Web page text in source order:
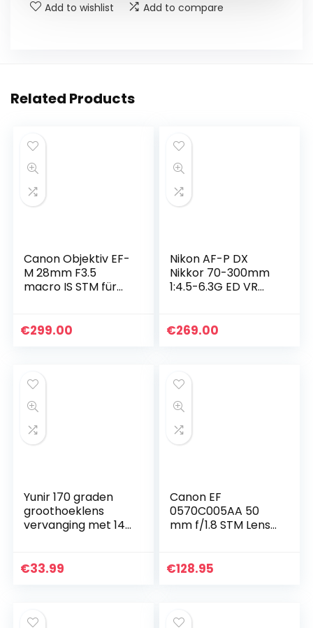
Add to wishlist Add to compare
Related Products
Canon Objektiv EF-
M 28mm F3.5
macro IS STM für
43mm
€299.00
Nikon AF-P DX
Nikkor 70-300mm
1:4.5-6.3G ED VR
voor Nikon-F-
€269.00
Yunir 170 graden
groothoeklens
vervanging met 14
Hero 4/3+/3
€33.99
Canon EF
0570C005AA 50
mm f/1.8 STM Lens,
€128.95